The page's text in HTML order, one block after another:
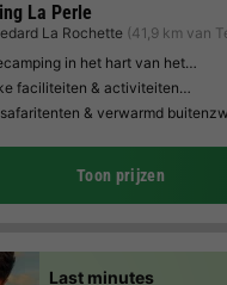
La Perle
La Rochette (41,9 km van
in het hart van het…
faciliteiten & activiteiten…
& verwarmd
Toon prijzen
Last minutes